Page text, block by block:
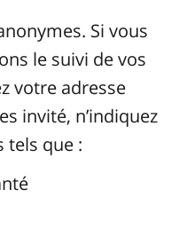
Si vous
le suivi de vos
votre adresse
invité, n’indiquez
tels que :